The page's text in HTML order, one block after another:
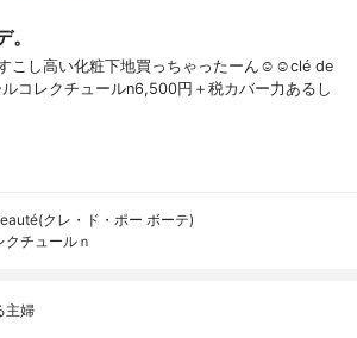
こし高い化粧下地買っちゃったーん☺️☺️clé de
コレクチュールn6,500円＋税カバー力あるし
クレ・ド・ポー ボーテ)
クチュールｎ
主婦